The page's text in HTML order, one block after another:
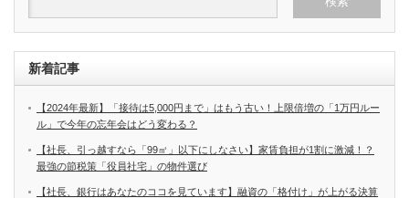
新着記事
【2024年最新】「接待は5,000円まで」はもう古い！上限倍増の「1万円ルー
ル」で今年の忘年会はどう変わる？
【社長、引っ越すなら「99㎡」以下にしなさい】家賃負担が1割に激減！？
最強の節税策「役員社宅」の物件選び
【社長、銀行はあなたのココを見ています】融資の「格付け」が上がる決算